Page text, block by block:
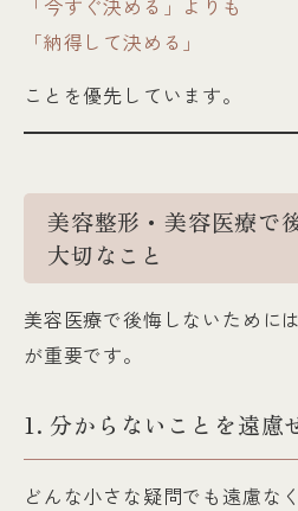
「今すぐ決める」よりも
「納得して決める」
ことを優先しています。
美容整形・美容医療で
大切なこと
美容医療で後悔しないために
が重要です。
1. 分からないことを遠慮
どんな小さな疑問でも遠慮な